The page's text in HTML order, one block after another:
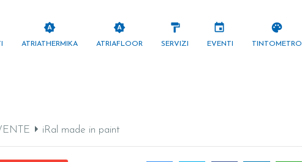
brightness_auto
ATRIATHERMIKA
brightness_auto
ATRIAFLOOR
format_paint
SERVIZI
events
EVENTI
palette
TINTOMETRO
iRal made in paint